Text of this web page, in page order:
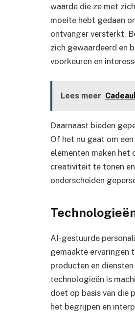
waarde die ze met
moeite hebt gedaan
ontvanger versterkt.
zich gewaardeerd en
voorkeuren en
Lees meer
Daarnaast bieden
Of het nu gaat om
elementen maken het
creativiteit te tonen
onderscheiden
AI-gestuurde
gemaakte ervaringen
producten en
technologieën is
doet op basis van die
het begrijpen en